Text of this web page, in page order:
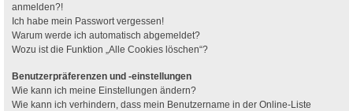
anmelden?!
Ich habe mein Passwort vergessen!
Warum werde ich automatisch abgemeldet?
Wozu ist die Funktion „Alle Cookies löschen“?
Benutzerpräferenzen und -einstellungen
Wie kann ich meine Einstellungen ändern?
Wie kann ich verhindern, dass mein Benutzername in der Online-Liste